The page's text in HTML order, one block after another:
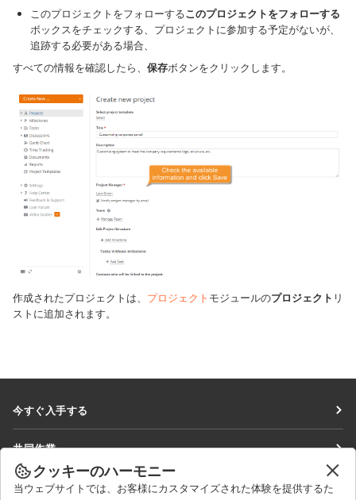
このプロジェクトをフォローするこのプロジェクトをフォローする
ボックスをチェックする、プロジェクトに参加する予定がないが、
追跡する必要がある場合、
すべての情報を確認したら、 保存ボタンをクリックします。
作成されたプロジェクトは、 プロジェクト モジュールのプロジェクト リ
ストに追加されます。
今すぐ入手する
DocSpace
Workspace
共同作業
貢献者向け
ニュースを見る
クッキーのハーモニー
当ウェブサイトでは、お客様にカスタマイズされた体験を提供するた